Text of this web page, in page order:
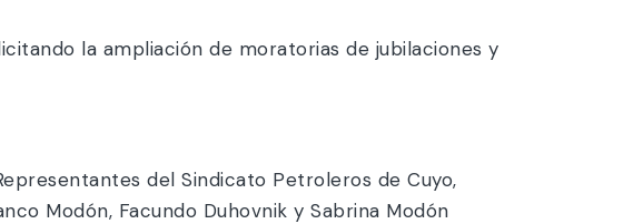
la ampliación de moratorias de jubilaciones y
del Sindicato Petroleros de Cuyo,
Modón, Facundo Duhovnik y Sabrina Modón